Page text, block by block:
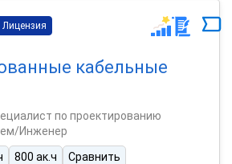
Лицензия
кабельные
по проектированию
Инженер
800 ак.ч Сравнить